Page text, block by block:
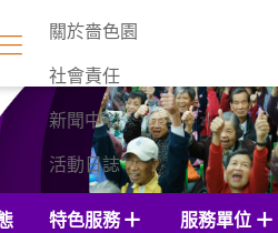
關於嗇色園
社會責任
新聞中心
活動日誌
聯絡我們
特色服務 服務單位